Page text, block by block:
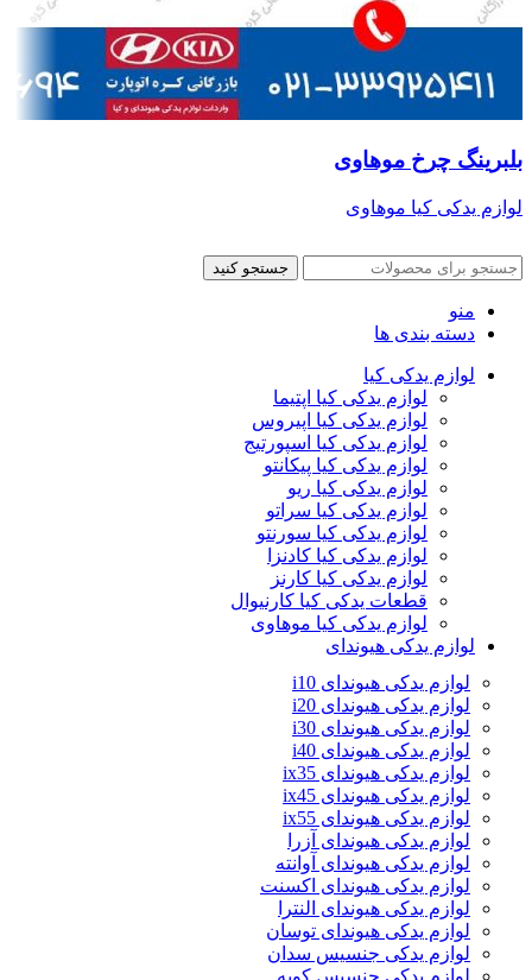
بلبرینگ چرخ موهاوی
لوازم یدکی کیا موهاوی
جستجو کنید
منو
دسته بندی ها
لوازم یدکی کیا
لوازم یدکی کیا اپتیما
لوازم یدکی کیا اپیروس
لوازم یدکی کیا اسپورتیج
لوازم یدکی کیا پیکانتو
لوازم یدکی کیا ریو
لوازم یدکی کیا سراتو
لوازم یدکی کیا سورنتو
لوازم یدکی کیا کادنزا
لوازم یدکی کیا کارنز
قطعات یدکی کیا کارنیوال
لوازم یدکی کیا موهاوی
لوازم یدکی هیوندای
لوازم یدکی هیوندای i10
لوازم یدکی هیوندای i20
لوازم یدکی هیوندای i30
لوازم یدکی هیوندای i40
لوازم یدکی هیوندای ix35
لوازم یدکی هیوندای ix45
لوازم یدکی هیوندای ix55
لوازم یدکی هیوندای آزرا
لوازم یدکی هیوندای آوانته
لوازم یدکی هیوندای اکسنت
لوازم یدکی هیوندای النترا
لوازم یدکی هیوندای توسان
لوازم یدکی جنسیس سدان
لوازم یدکی جنسیس کوپه